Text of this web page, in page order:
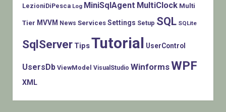
LezioniDiPesca Log MiniSqlAgent MultiClock Multi
Tier MVVM News Services Settings Setup SQL SQLite
SqlServer TipsTutorial UserControl
UsersDb ViewModel VisualStudio WinformsWPF
XML